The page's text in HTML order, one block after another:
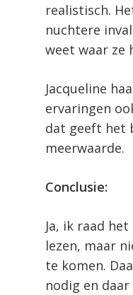
realistisch.
nuchtere
weet waar ze
Jacqueline
ervaringen
dat geeft het
meerwaarde.
Conclusie:
Ja, ik raad
lezen, maar
te komen.
nodig en